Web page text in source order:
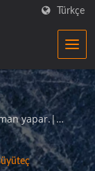
Türkçe
Için
yapar.|E-
ürünleri
sağlayan